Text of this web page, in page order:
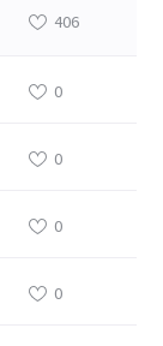
406
0
0
0
0